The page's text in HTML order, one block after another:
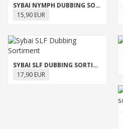
SYBAI NYMPH DUBBING SORTIMENT
15,90 EUR
SYBAI SLF DUBBING SORTIMENT
17,90 EUR